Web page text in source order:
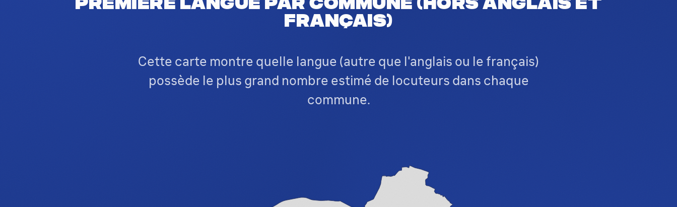
français)
Cette carte montre quelle langue (autre que l'anglais ou le français)
possède le plus grand nombre estimé de locuteurs dans chaque
commune.